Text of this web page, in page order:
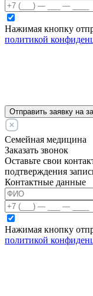
Нажимая кнопку
политикой
Отправить заявку на
Семейная медицина
Заказать звонок
Оставьте свои
подтверждения
Контактные данные
Нажимая кнопку
политикой